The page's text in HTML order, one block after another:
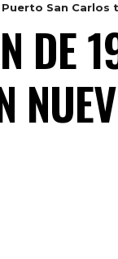
San Carlos
DE